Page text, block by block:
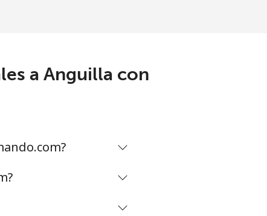
-
a Anguilla con